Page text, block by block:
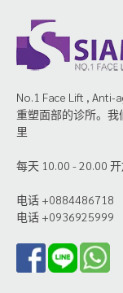
No.1 Face Lift , Anti-
重塑面部的诊所。
里
每天 10.00 - 20.00
电话 +0884486718
电话 +0936925999